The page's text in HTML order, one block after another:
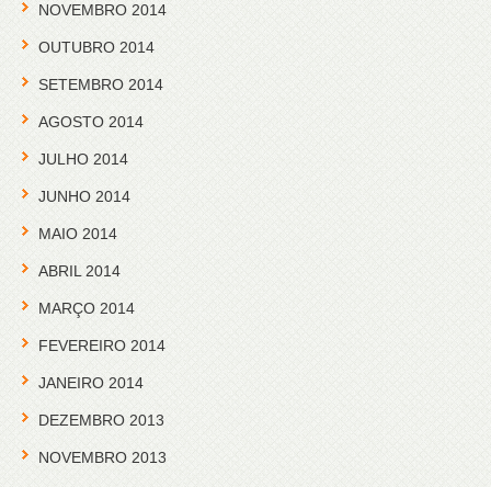
NOVEMBRO 2014
OUTUBRO 2014
SETEMBRO 2014
AGOSTO 2014
JULHO 2014
JUNHO 2014
MAIO 2014
ABRIL 2014
MARÇO 2014
FEVEREIRO 2014
JANEIRO 2014
DEZEMBRO 2013
NOVEMBRO 2013